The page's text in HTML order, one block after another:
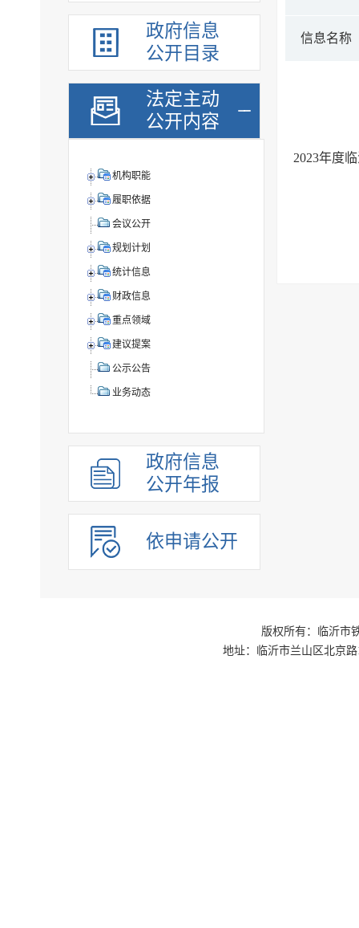
政府信息
公开目录
法定主动
公开内容
机构职能
履职依据
会议公开
规划计划
统计信息
财政信息
重点领域
建议提案
公示公告
业务动态
政府信息
公开年报
依申请公开
信息名称
2023年度
版权所有：临沂市
地址：临沂市兰山区北京路